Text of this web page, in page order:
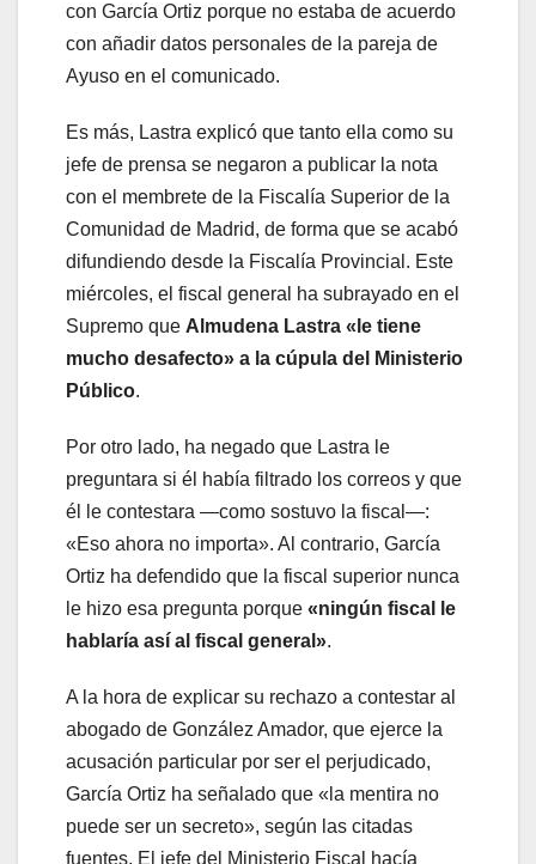
con García Ortiz porque no estaba de acuerdo
con añadir datos personales de la pareja de
Ayuso en el comunicado.
Es más, Lastra explicó que tanto ella como su
jefe de prensa se negaron a publicar la nota
con el membrete de la Fiscalía Superior de la
Comunidad de Madrid, de forma que se acabó
difundiendo desde la Fiscalía Provincial. Este
miércoles, el fiscal general ha subrayado en el
Supremo que Almudena Lastra «le tiene
mucho desafecto» a la cúpula del Ministerio
Público.
Por otro lado, ha negado que Lastra le
preguntara si él había filtrado los correos y que
él le contestara —como sostuvo la fiscal—:
«Eso ahora no importa». Al contrario, García
Ortiz ha defendido que la fiscal superior nunca
le hizo esa pregunta porque «ningún fiscal le
hablaría así al fiscal general».
A la hora de explicar su rechazo a contestar al
abogado de González Amador, que ejerce la
acusación particular por ser el perjudicado,
García Ortiz ha señalado que «la mentira no
puede ser un secreto», según las citadas
fuentes. El jefe del Ministerio Fiscal hacía